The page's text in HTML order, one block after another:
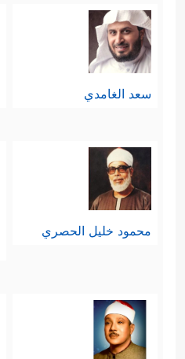
سعد الغامدي
محمود خليل الحصري